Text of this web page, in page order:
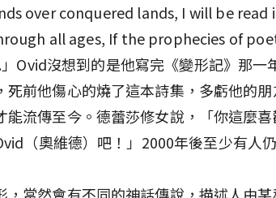
over conquered lands, I will be
all ages, If the prophecies of
Ovid沒想到的是他寫完《變形記》那一
死前他傷心的燒了這本詩集，多虧他的
能流傳至今。德蕾莎修女說，「你這麼
（奧維德）吧！」2000年後至少有人